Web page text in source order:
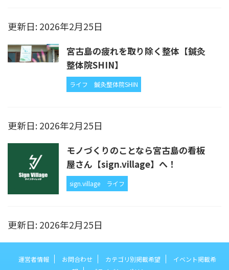
更新日: 2026年2月25日
宮古島の疲れを取り除く整体【鍼灸
整体院SHIN】
ライフ 鍼灸整体院SHIN
更新日: 2026年2月25日
モノづくりのことなら宮古島の看板
屋さん【sign.village】へ！
sign.village ライフ
更新日: 2026年2月25日
運営者情報 お問合わせ カテゴリ別掲載希望
イベント掲載希